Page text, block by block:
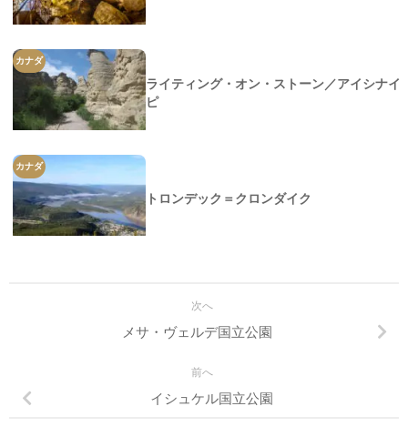
カナダ
ライティング・オン・ストーン／アイシナイ
ピ
カナダ
トロンデック＝クロンダイク
次へ
メサ・ヴェルデ国立公園
前へ
イシュケル国立公園